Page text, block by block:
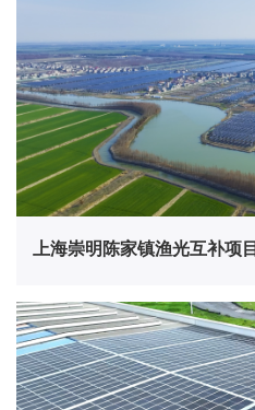
上海崇明陈家镇渔光互补项